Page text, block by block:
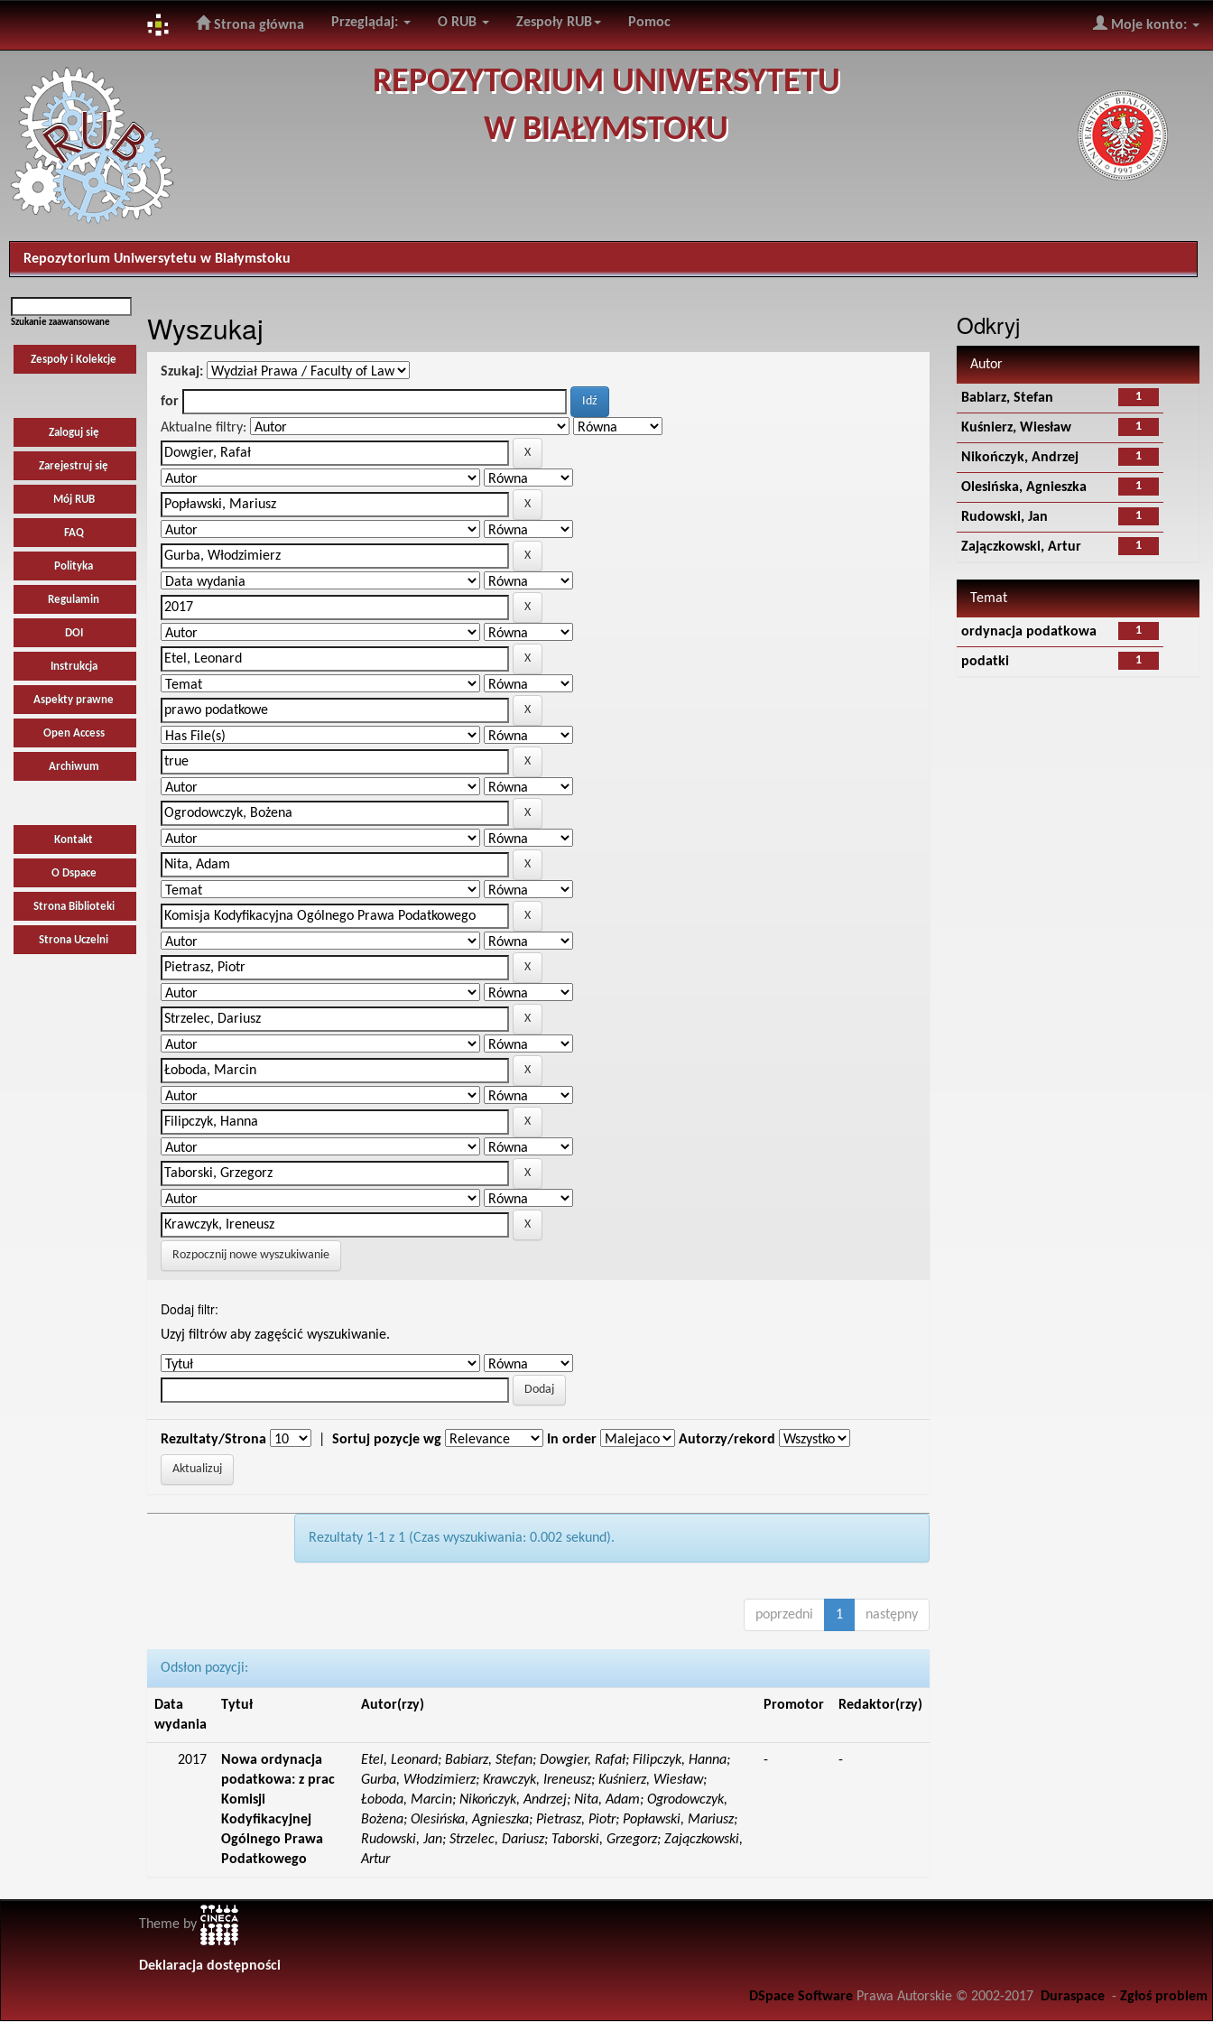
navigation
Strona główna Przeglądaj: O RUB Zespoły RUB Pomoc Moje konto:
REPOZYTORIUM UNIWERSYTETU
W BIAŁYMSTOKU
Repozytorium Uniwersytetu w Białymstoku
Szukanie zaawansowane
Zespoły i Kolekcje
Zaloguj się
Zarejestruj się
Mój RUB
FAQ
Polityka
Regulamin
DOI
Instrukcja
Aspekty prawne
Open Access
Archiwum
Kontakt
O Dspace
Strona Biblioteki
Strona Uczelni
Wyszukaj
Szukaj:
for
Aktualne filtry:
Rozpocznij nowe wyszukiwanie
Dodaj filtr:
Uzyj filtrów aby zagęścić wyszukiwanie.
Rezultaty/Strona Sortuj pozycje wg In order Autorzy/rekord
Rezultaty 1-1 z 1 (Czas wyszukiwania: 0.002 sekund).
poprzedni 1 następny
Odsłon pozycji:
Data
wydania
Tytuł Autor(rzy) Promotor Redaktor(rzy)
2017
Nowa ordynacja
podatkowa: z prac
Komisji
Kodyfikacyjnej
Ogólnego Prawa
Podatkowego
Etel, Leonard; Babiarz, Stefan; Dowgier, Rafał; Filipczyk, Hanna;
Gurba, Włodzimierz; Krawczyk, Ireneusz; Kuśnierz, Wiesław;
Łoboda, Marcin; Nikończyk, Andrzej; Nita, Adam; Ogrodowczyk,
Bożena; Olesińska, Agnieszka; Pietrasz, Piotr; Popławski, Mariusz;
Rudowski, Jan; Strzelec, Dariusz; Taborski, Grzegorz; Zajączkowski,
Artur
- -
Odkryj
Autor
1
Babiarz, Stefan
1
Kuśnierz, Wiesław
1
Nikończyk, Andrzej
1
Olesińska, Agnieszka
1
Rudowski, Jan
1
Zajączkowski, Artur
Temat
1
ordynacja podatkowa
1
podatki
Theme by
Deklaracja dostępności
DSpace Software Prawa Autorskie © 2002-2017 Duraspace - Zgłoś problem